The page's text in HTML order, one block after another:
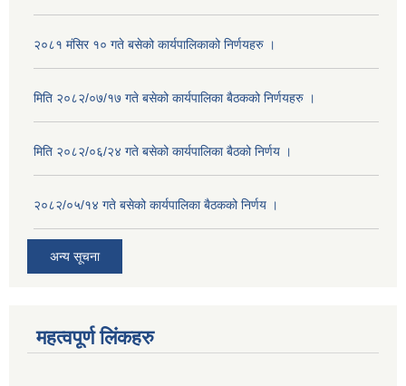
२०८१ मंसिर १० गते बसेको कार्यपालिकाको निर्णयहरु ।
मिति २०८२/०७/१७ गते बसेको कार्यपालिका बैठकको निर्णयहरु ।
मिति २०८२/०६/२४ गते बसेको कार्यपालिका बैठको निर्णय ।
२०८२/०५/१४ गते बसेको कार्यपालिका बैठकको निर्णय ।
अन्य सूचना
महत्वपूर्ण लिंकहरु